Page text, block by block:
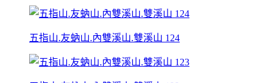
五指山.友蚋山.內雙溪山.雙溪山 124